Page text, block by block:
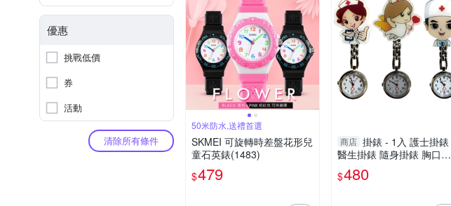
優惠
挑戰低價
券
活動
清除所有條件
50米防水,送禮首選
SKMEI 可旋轉時差盤花形兒
童石英錶(1483)
$479
商店 掛錶 - 1入 護士掛錶
醫生掛錶 隨身掛錶 胸口掛
錶 為護理師與醫生設計 佩
戴方便 護士錶 [ZHCN2004]
$480